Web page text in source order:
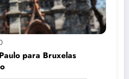
para Bruxelas